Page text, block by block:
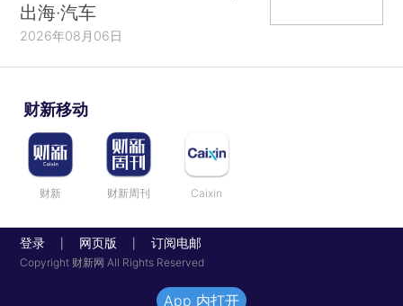
出海·汽车
2026年08月06日
财新移动
财新 财新周刊 Caixin
登录 网页版 订阅电邮
Copyright 财新网 All Rights Reserved
App 内打开